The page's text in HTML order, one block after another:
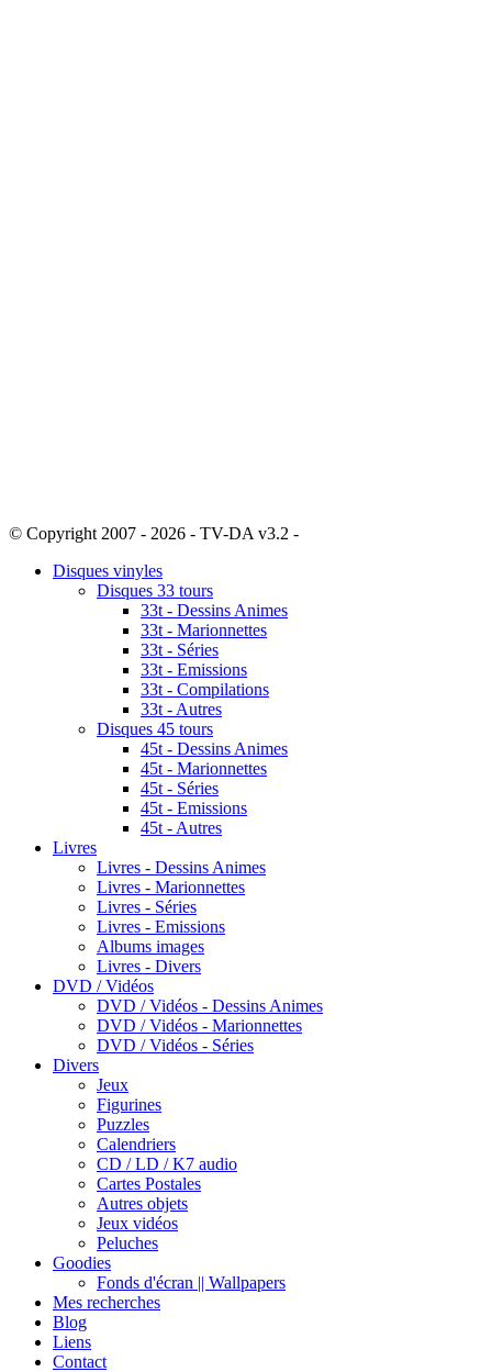
© Copyright 2007 - 2026 - TV-DA v3.2 -
Disques vinyles
Disques 33 tours
33t - Dessins Animes
33t - Marionnettes
33t - Séries
33t - Emissions
33t - Compilations
33t - Autres
Disques 45 tours
45t - Dessins Animes
45t - Marionnettes
45t - Séries
45t - Emissions
45t - Autres
Livres
Livres - Dessins Animes
Livres - Marionnettes
Livres - Séries
Livres - Emissions
Albums images
Livres - Divers
DVD / Vidéos
DVD / Vidéos - Dessins Animes
DVD / Vidéos - Marionnettes
DVD / Vidéos - Séries
Divers
Jeux
Figurines
Puzzles
Calendriers
CD / LD / K7 audio
Cartes Postales
Autres objets
Jeux vidéos
Peluches
Goodies
Fonds d'écran || Wallpapers
Mes recherches
Blog
Liens
Contact